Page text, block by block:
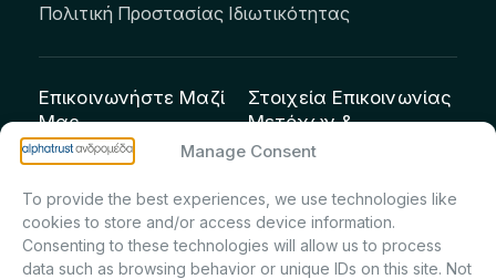
Manage Consent
To provide the best experiences, we use technologies like
cookies to store and/or access device information.
Consenting to these technologies will allow us to process
data such as browsing behavior or unique IDs on this site. Not
Πολιτική Προστασίας Ιδιωτικότητας
Επικοινωνήστε Μαζί
Μας
info@andromeda.eu
Οδός Αριστείδου 1,
Κηφισιά Τ.Κ. 14561
Στοιχεία Επικοινωνίας
Μετόχων &
Επενδυτών:
Πρίντσιου – Corporate
Secretary & Investor
Relations – Τμήμα